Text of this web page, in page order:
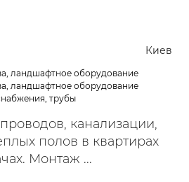
Киев
ландшафтное оборудование
ландшафтное оборудование
трубы
канализации,
полов в квартирах
Монтаж ...